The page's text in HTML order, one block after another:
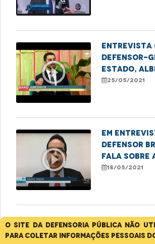
O site da Defensoria Pública não
para coletar informações pessoais
play_circle_outline
Entrevista
defensor-
Estado,
Bastos
25/05/2021
play_circle_outline
Em
defensor
fala sobre
18/05/2021
Em